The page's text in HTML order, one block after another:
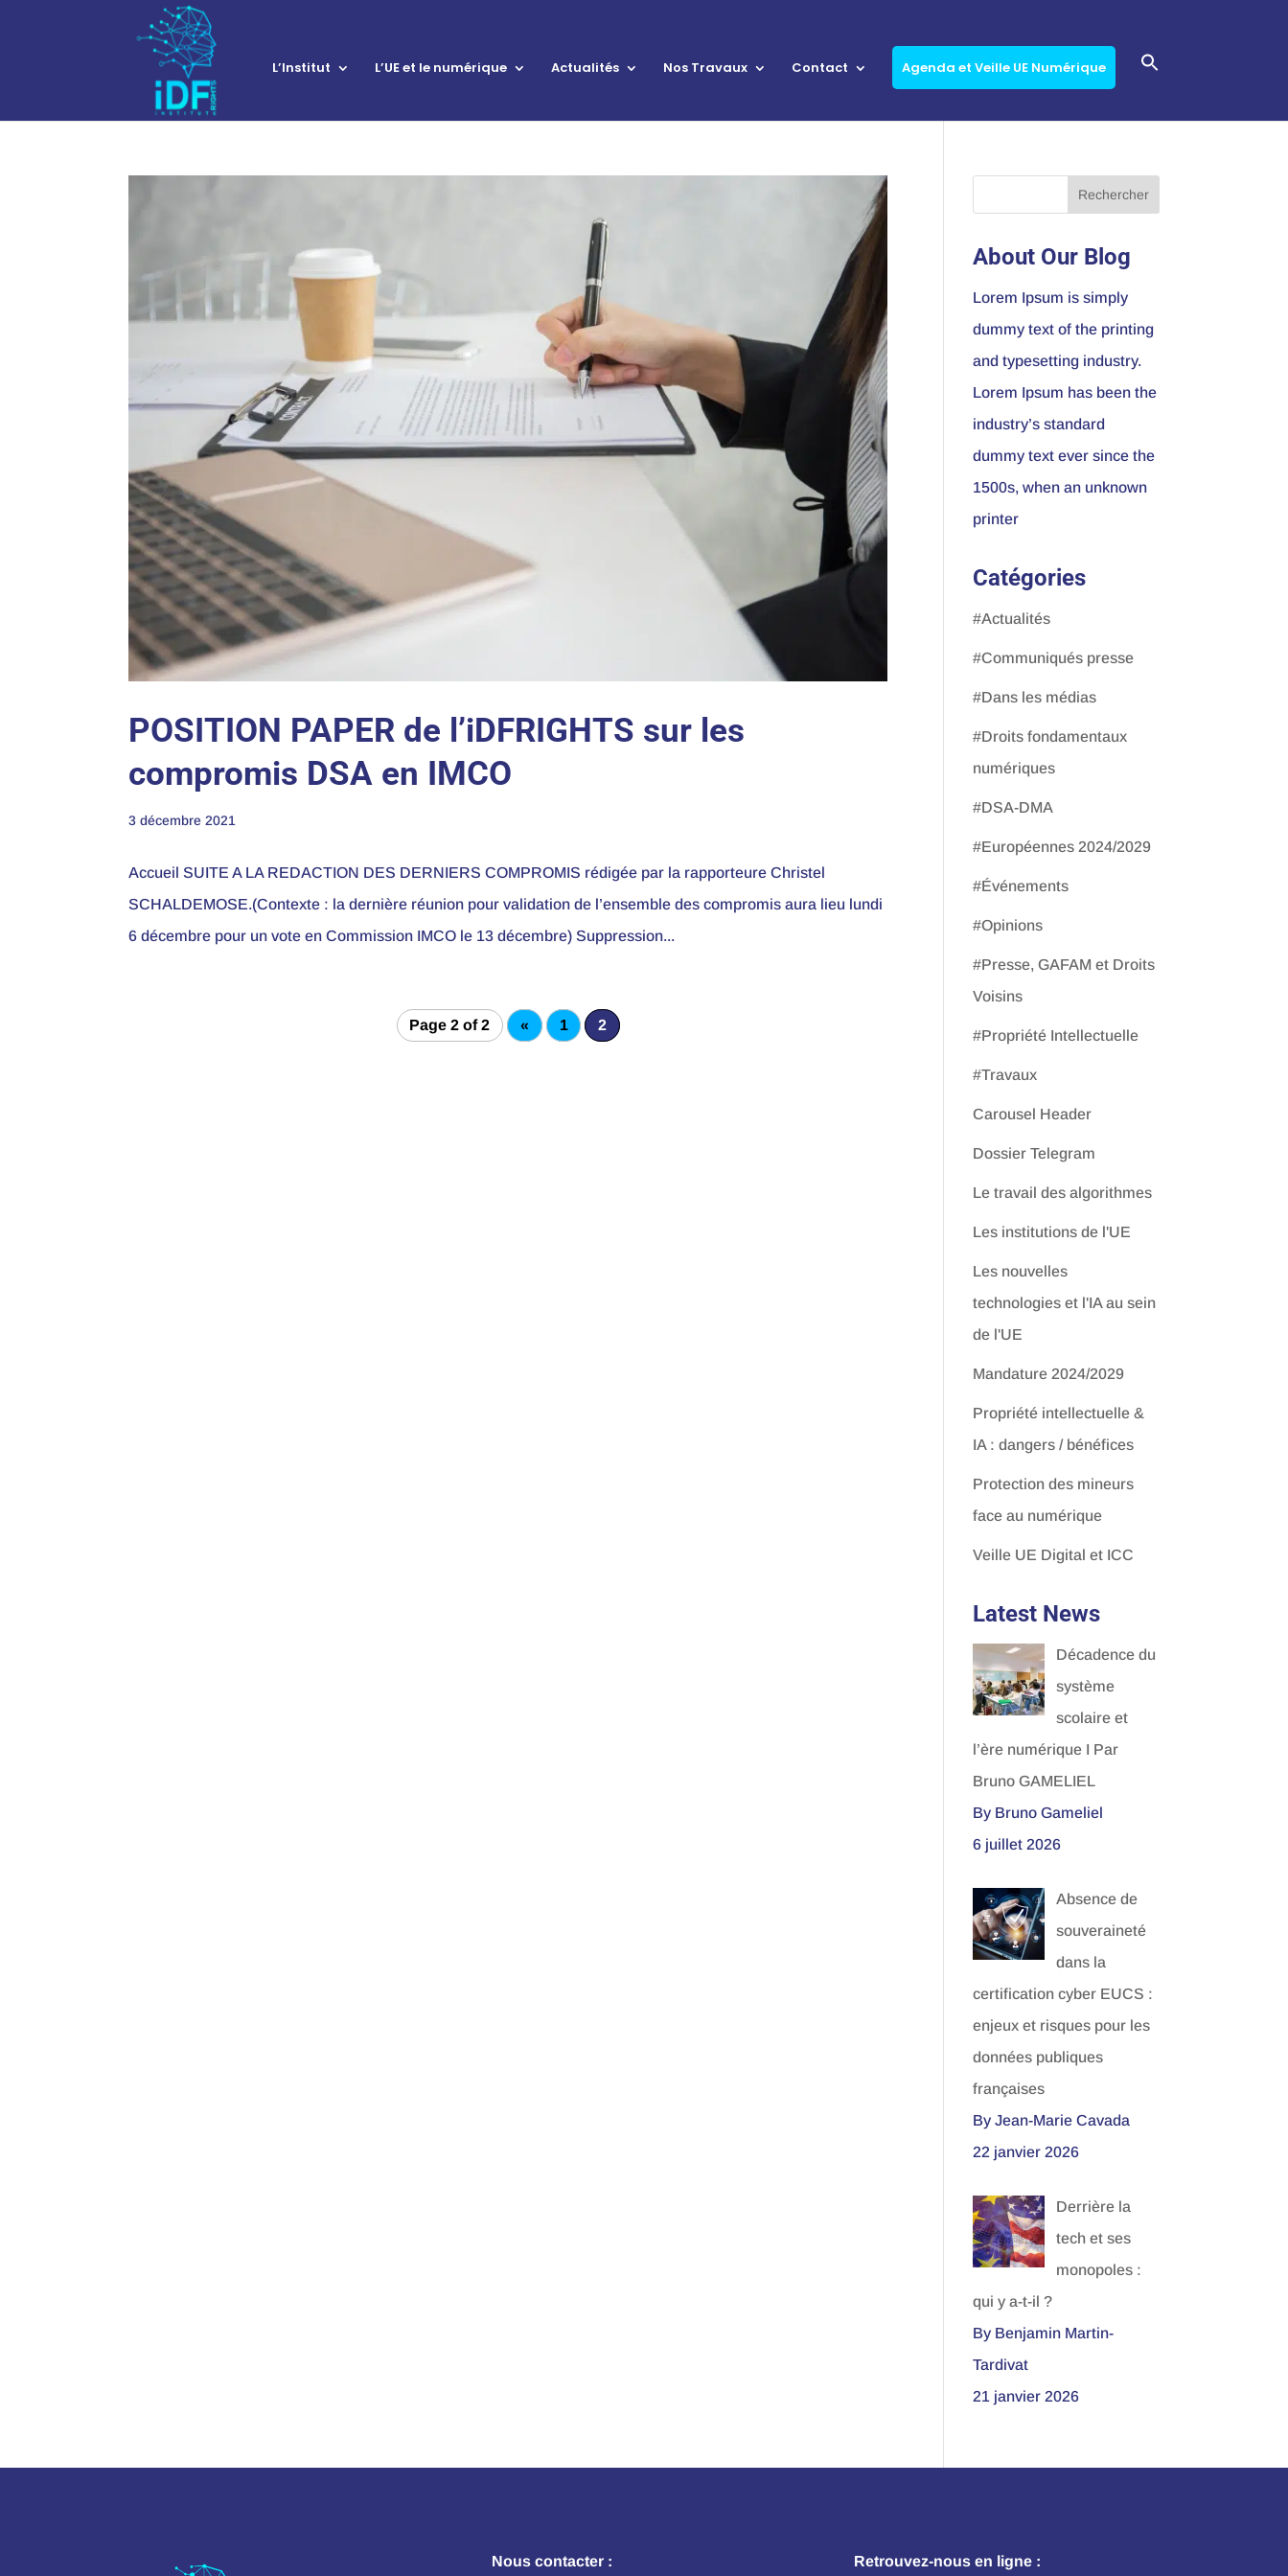
L’Institut L’UE et le numérique Actualités Nos Travaux Contact Agenda et Veille UE Numérique
POSITION PAPER de l’iDFRIGHTS sur les
compromis DSA en IMCO
3 décembre 2021
Accueil SUITE A LA REDACTION DES DERNIERS COMPROMIS rédigée par la rapporteure Christel
SCHALDEMOSE.(Contexte : la dernière réunion pour validation de l’ensemble des compromis aura lieu lundi
6 décembre pour un vote en Commission IMCO le 13 décembre) Suppression...
Page 2 of 2 « 1 2
About Our Blog
Lorem Ipsum is simply
dummy text of the printing
and typesetting industry.
Lorem Ipsum has been the
industry’s standard
dummy text ever since the
1500s, when an unknown
printer
Catégories
#Actualités
#Communiqués presse
#Dans les médias
#Droits fondamentaux
numériques
#DSA-DMA
#Européennes 2024/2029
#Événements
#Opinions
#Presse, GAFAM et Droits
Voisins
#Propriété Intellectuelle
#Travaux
Carousel Header
Dossier Telegram
Le travail des algorithmes
Les institutions de l'UE
Les nouvelles
technologies et l'IA au sein
de l'UE
Mandature 2024/2029
Propriété intellectuelle &
IA : dangers / bénéfices
Protection des mineurs
face au numérique
Veille UE Digital et ICC
Latest News
Décadence du
système
scolaire et
l’ère numérique I Par
Bruno GAMELIEL
By Bruno Gameliel
6 juillet 2026
Absence de
souveraineté
dans la
certification cyber EUCS :
enjeux et risques pour les
données publiques
françaises
By Jean-Marie Cavada
22 janvier 2026
Derrière la
tech et ses
monopoles :
qui y a-t-il ?
By Benjamin Martin-
Tardivat
21 janvier 2026
Nous contacter : Retrouvez-nous en ligne :